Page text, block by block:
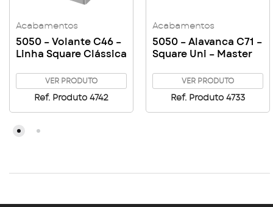
Acabamentos
5050 – Volante C46 –
Linha Square Clássica
VER PRODUTO
Ref. Produto 4742
Acabamentos
5050 – Alavanca C71 –
Square Uni – Master
VER PRODUTO
Ref. Produto 4733